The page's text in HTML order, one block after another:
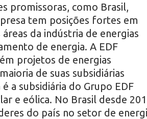
promissoras, como Brasil,
tem posições fortes em
da indústria de energias
de energia. A EDF
projetos de energias
de suas subsidiárias
a subsidiária do Grupo EDF
e eólica. No Brasil desde
do país no setor de